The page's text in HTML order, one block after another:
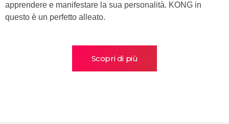
apprendere e manifestare la sua personalità. KONG in
questo è un perfetto alleato.
Scopri di più